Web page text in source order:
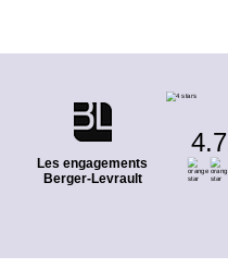
Les engagements
Berger-Levrault
4.7